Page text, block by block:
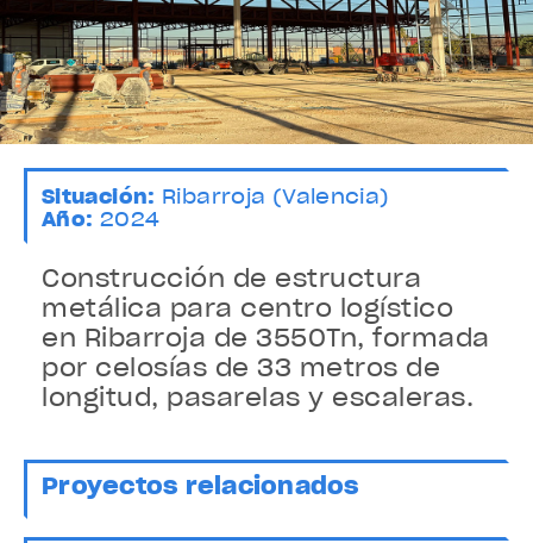
Situación: Ribarroja (Valencia)
Año: 2024
Construcción de estructura
metálica para centro logístico
en Ribarroja de 3550Tn, formada
por celosías de 33 metros de
longitud, pasarelas y escaleras.
Proyectos relacionados